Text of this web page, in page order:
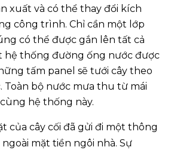
xuất và có thể thay đổi kích
công trình. Chỉ cần một lớp
có thể được gắn lên tất cả
hệ thống đường ống nước được
tấm panel sẽ tưới cây theo
Toàn bộ nước mưa thu từ mái
hệ thống này.
của cây cối đã gửi đi một thông
mặt tiền ngôi nhà. Sự